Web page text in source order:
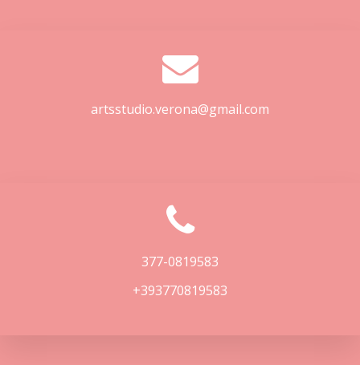
artsstudio.verona@gmail.com
377-0819583
+393770819583